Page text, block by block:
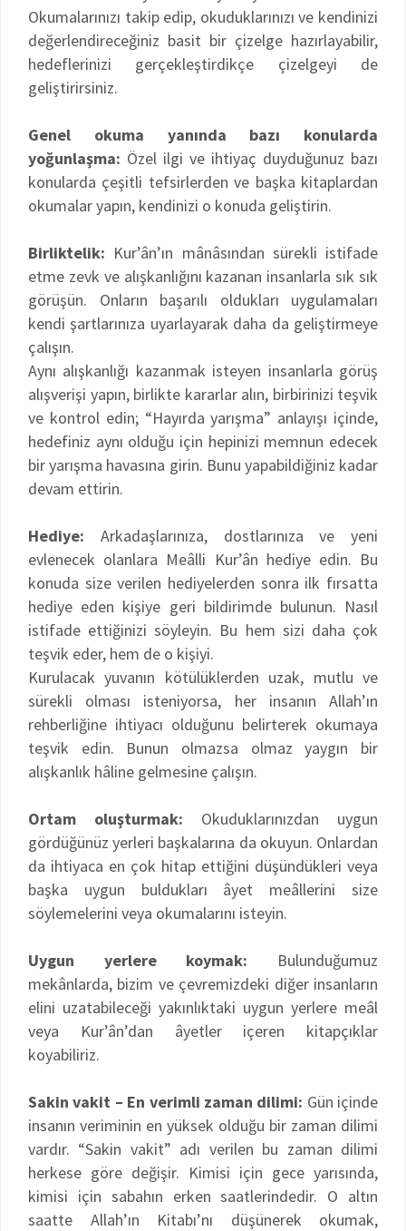
Okumalarınızı takip edip, okuduklarınızı ve kendinizi
değerlendireceğiniz basit bir çizelge hazırlayabilir,
hedeflerinizi gerçekleştirdikçe çizelgeyi de
geliştirirsiniz.
Genel okuma yanında bazı konularda
yoğunlaşma: Özel ilgi ve ihtiyaç duyduğunuz bazı
konularda çeşitli tefsirlerden ve başka kitaplardan
okumalar yapın, kendinizi o konuda geliştirin.
Birliktelik: Kur’ân’ın mânâsından sürekli istifade
etme zevk ve alışkanlığını kazanan insanlarla sık sık
görüşün. Onların başarılı oldukları uygulamaları
kendi şartlarınıza uyarlayarak daha da geliştirmeye
çalışın.
Aynı alışkanlığı kazanmak isteyen insanlarla görüş
alışverişi yapın, birlikte kararlar alın, birbirinizi teşvik
ve kontrol edin; “Hayırda yarışma” anlayışı içinde,
hedefiniz aynı olduğu için hepinizi memnun edecek
bir yarışma havasına girin. Bunu yapabildiğiniz kadar
devam ettirin.
Hediye: Arkadaşlarınıza, dostlarınıza ve yeni
evlenecek olanlara Meâlli Kur’ân hediye edin. Bu
konuda size verilen hediyelerden sonra ilk fırsatta
hediye eden kişiye geri bildirimde bulunun. Nasıl
istifade ettiğinizi söyleyin. Bu hem sizi daha çok
teşvik eder, hem de o kişiyi.
Kurulacak yuvanın kötülüklerden uzak, mutlu ve
sürekli olması isteniyorsa, her insanın Allah’ın
rehberliğine ihtiyacı olduğunu belirterek okumaya
teşvik edin. Bunun olmazsa olmaz yaygın bir
alışkanlık hâline gelmesine çalışın.
Ortam oluşturmak: Okuduklarınızdan uygun
gördüğünüz yerleri başkalarına da okuyun. Onlardan
da ihtiyaca en çok hitap ettiğini düşündükleri veya
başka uygun buldukları âyet meâllerini size
söylemelerini veya okumalarını isteyin.
Uygun yerlere koymak: Bulunduğumuz
mekânlarda, bizim ve çevremizdeki diğer insanların
elini uzatabileceği yakınlıktaki uygun yerlere meâl
veya Kur’ân’dan âyetler içeren kitapçıklar
koyabiliriz.
Sakin vakit – En verimli zaman dilimi: Gün içinde
insanın veriminin en yüksek olduğu bir zaman dilimi
vardır. “Sakin vakit” adı verilen bu zaman dilimi
herkese göre değişir. Kimisi için gece yarısında,
kimisi için sabahın erken saatlerindedir. O altın
saatte Allah’ın Kitabı’nı düşünerek okumak,